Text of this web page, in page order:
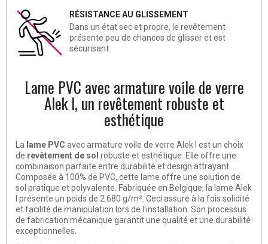
RÉSISTANCE AU GLISSEMENT
Dans un état sec et propre, le revêtement
présente peu de chances de glisser et est
sécurisant.
Lame PVC avec armature voile de verre
Alek I, un revêtement robuste et
esthétique
La lame PVC avec armature voile de verre Alek I est un choix
de revêtement de sol robuste et esthétique. Elle offre une
combinaison parfaite entre durabilité et design attrayant.
Composée à 100% de PVC, cette lame offre une solution de
sol pratique et polyvalente. Fabriquée en Belgique, la lame Alek
I présente un poids de 2 680 g/m². Ceci assure à la fois solidité
et facilité de manipulation lors de l'installation. Son processus
de fabrication mécanique garantit une qualité et une durabilité
exceptionnelles.